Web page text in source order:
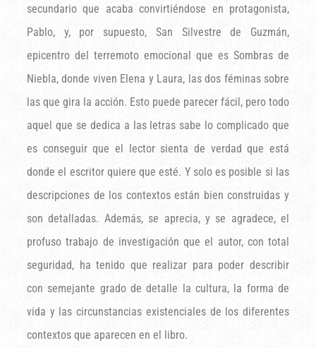
secundario que acaba convirtiéndose en protagonista,
Pablo, y, por supuesto, San Silvestre de Guzmán,
epicentro del terremoto emocional que es Sombras de
Niebla, donde viven Elena y Laura, las dos féminas sobre
las que gira la acción. Esto puede parecer fácil, pero todo
aquel que se dedica a las letras sabe lo complicado que
es conseguir que el lector sienta de verdad que está
donde el escritor quiere que esté. Y solo es posible si las
descripciones de los contextos están bien construidas y
son detalladas. Además, se aprecia, y se agradece, el
profuso trabajo de investigación que el autor, con total
seguridad, ha tenido que realizar para poder describir
con semejante grado de detalle la cultura, la forma de
vida y las circunstancias existenciales de los diferentes
contextos que aparecen en el libro.